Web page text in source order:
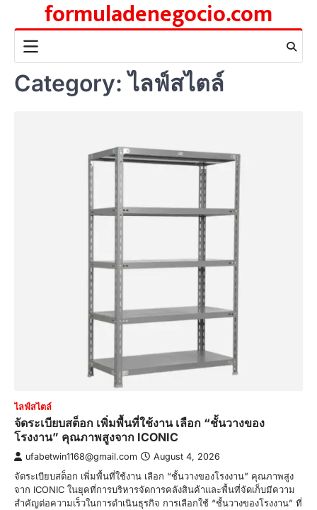
content
formuladenegocio.com
Category:ไลฟ์สไตล์
ไลฟ์สไตล์
จัดระเบียบสต็อก เพิ่มพื้นที่ใช้งาน เลือก “ชั้นวางของ
โรงงาน” คุณภาพสูงจาก ICONIC
ufabetwin1168@gmail.com August 4, 2026
จัดระเบียบสต็อก เพิ่มพื้นที่ใช้งาน เลือก “ชั้นวางของโรงงาน” คุณภาพสูง
จาก ICONIC ในยุคที่การบริหารจัดการคลังสินค้าและพื้นที่จัดเก็บมีความ
สำคัญต่อความเร็วในการดำเนินธุรกิจ การเลือกใช้ “ชั้นวางของโรงงาน” ที่